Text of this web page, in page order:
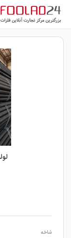
شاخه